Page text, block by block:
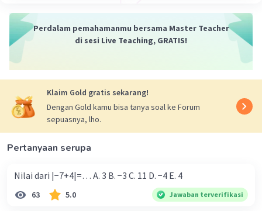
Perdalam pemahamanmu bersama Master Teacher
di sesi Live Teaching, GRATIS!
Klaim Gold gratis sekarang!
Dengan Gold kamu bisa tanya soal ke Forum
sepuasnya, lho.
Pertanyaan serupa
Nilai dari |−7+4|=… A. 3 B. −3 C. 11 D. −4 E. 4
63 5.0 Jawaban terverifikasi